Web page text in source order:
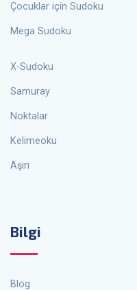
Çocuklar için Sudoku
Mega Sudoku
X-Sudoku
Samuray
Noktalar
Kelimeoku
Aşırı
Bilgi
Blog